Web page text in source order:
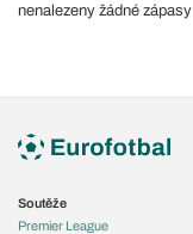
nenalezeny žádné zápasy
Soutěže
Premier League